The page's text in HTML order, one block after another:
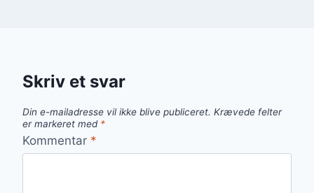
Skriv et svar
Din e-mailadresse vil ikke blive publiceret. Krævede felter
er markeret med *
Kommentar *